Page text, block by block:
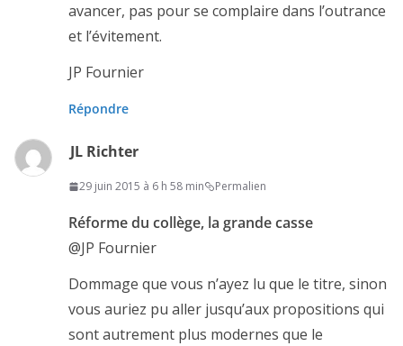
avancer, pas pour se complaire dans l’outrance
et l’évitement.
JP Fournier
Répondre
JL Richter
29 juin 2015 à 6 h 58 min Permalien
Réforme du collège, la grande casse
@JP Fournier
Dommage que vous n’ayez lu que le titre, sinon
vous auriez pu aller jusqu’aux propositions qui
sont autrement plus modernes que le